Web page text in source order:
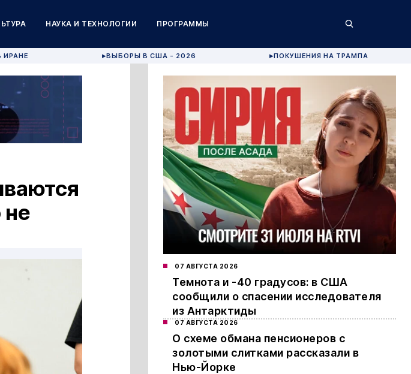
НАУКА И ТЕХНОЛОГИИ ПРОГРАММЫ
ИРАНЕ ▶ВЫБОРЫ В США - 2026 ▶ПОКУШЕНИЯ НА ТРАМПА
не
07 АВГУСТА 2026
Темнота и -40 градусов: в США
сообщили о спасении исследователя
из Антарктиды
07 АВГУСТА 2026
О схеме обмана пенсионеров с
золотыми слитками рассказали в
Нью-Йорке